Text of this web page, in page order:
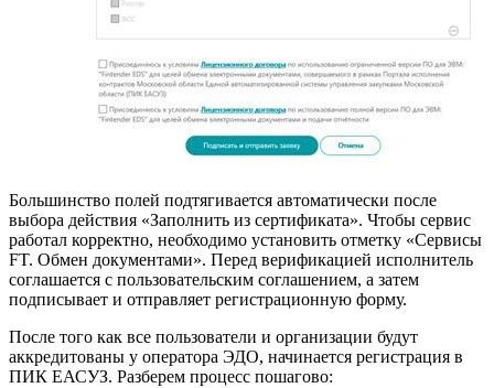
Большинство полей подтягивается автоматически после
выбора действия «Заполнить из сертификата». Чтобы сервис
работал корректно, необходимо установить отметку «Сервисы
FT. Обмен документами». Перед верификацией исполнитель
соглашается с пользовательским соглашением, а затем
подписывает и отправляет регистрационную форму.
После того как все пользователи и организации будут
аккредитованы у оператора ЭДО, начинается регистрация в
ПИК ЕАСУЗ. Разберем процесс пошагово: